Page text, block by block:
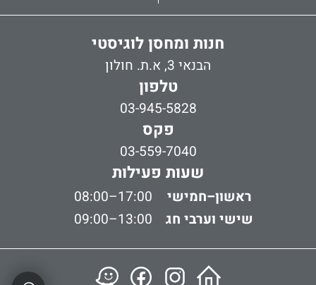
חנות ומחסן לוגיסטי
הבנאי 3, א.ת. חולון
טלפון
03-945-5828
פקס
03-559-7040
שעות פעילות
ראשון–חמישי
08:00–17:00
שישי וערבי חג
09:00–13:00